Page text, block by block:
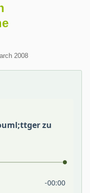
2008